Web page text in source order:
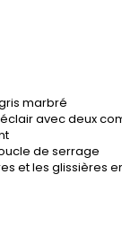
marbré
avec deux
de serrage
et les glissières